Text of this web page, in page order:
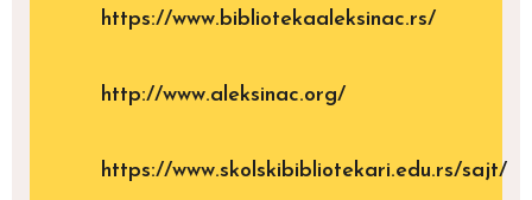
https://www.bibliotekaaleksinac.rs/
http://www.aleksinac.org/
https://www.skolskibibliotekari.edu.rs/sajt/